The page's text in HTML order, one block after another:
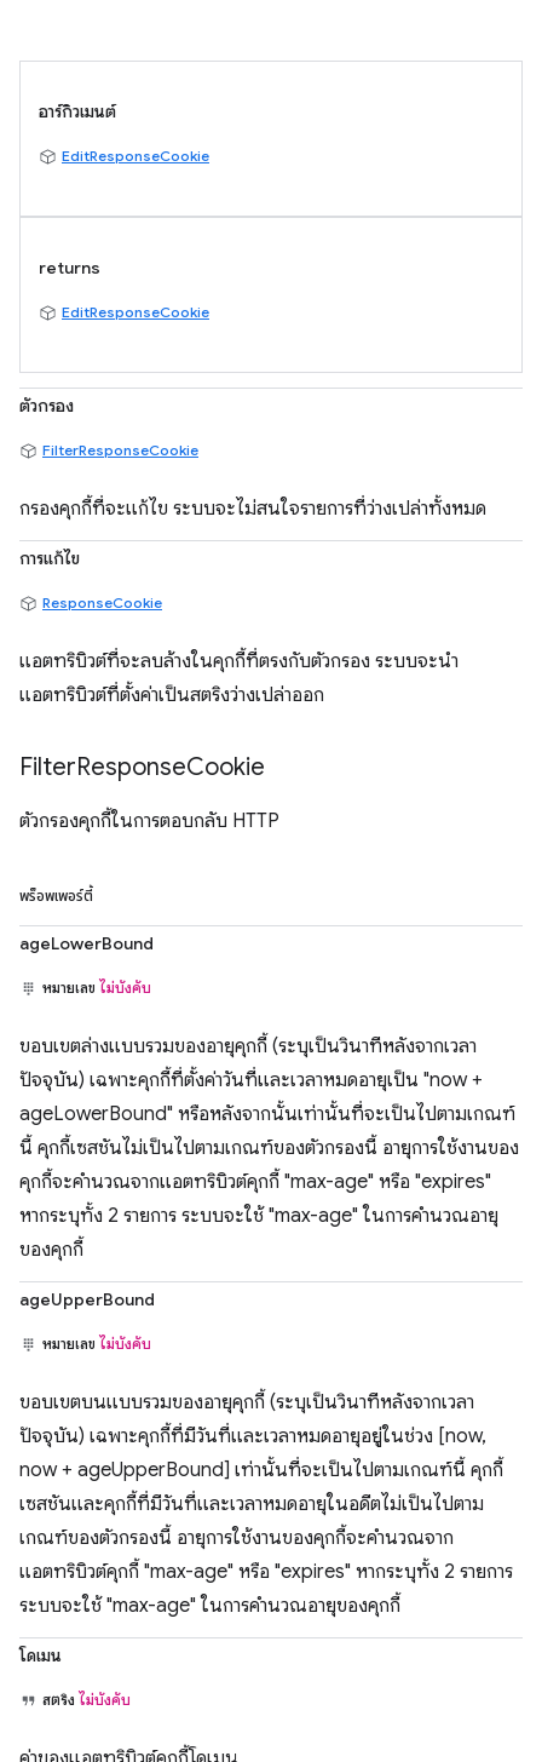
อาร์กิวเมนต์
EditResponseCookie
returns
EditResponseCookie
ตัวกรอง
FilterResponseCookie
กรองคุกกี้ที่จะแก้ไข ระบบจะไม่สนใจรายการที่ว่างเปล่าทั้งหมด
การแก้ไข
ResponseCookie
แอตทริบิวต์ที่จะลบล้างในคุกกี้ที่ตรงกับตัวกรอง ระบบจะนำ
แอตทริบิวต์ที่ตั้งค่าเป็นสตริงว่างเปล่าออก
FilterResponseCookie
ตัวกรองคุกกี้ในการตอบกลับ HTTP
พร็อพเพอร์ตี้
ageLowerBound
หมายเลข ไม่บังคับ
ขอบเขตล่างแบบรวมของอายุคุกกี้ (ระบุเป็นวินาทีหลังจากเวลา
ปัจจุบัน) เฉพาะคุกกี้ที่ตั้งค่าวันที่และเวลาหมดอายุเป็น "now +
ageLowerBound" หรือหลังจากนั้นเท่านั้นที่จะเป็นไปตามเกณฑ์
นี้ คุกกี้เซสชันไม่เป็นไปตามเกณฑ์ของตัวกรองนี้ อายุการใช้งานของ
คุกกี้จะคำนวณจากแอตทริบิวต์คุกกี้ "max-age" หรือ "expires"
หากระบุทั้ง 2 รายการ ระบบจะใช้ "max-age" ในการคำนวณอายุ
ของคุกกี้
ageUpperBound
หมายเลข ไม่บังคับ
ขอบเขตบนแบบรวมของอายุคุกกี้ (ระบุเป็นวินาทีหลังจากเวลา
ปัจจุบัน) เฉพาะคุกกี้ที่มีวันที่และเวลาหมดอายุอยู่ในช่วง [now,
now + ageUpperBound] เท่านั้นที่จะเป็นไปตามเกณฑ์นี้ คุกกี้
เซสชันและคุกกี้ที่มีวันที่และเวลาหมดอายุในอดีตไม่เป็นไปตาม
เกณฑ์ของตัวกรองนี้ อายุการใช้งานของคุกกี้จะคำนวณจาก
แอตทริบิวต์คุกกี้ "max-age" หรือ "expires" หากระบุทั้ง 2 รายการ
ระบบจะใช้ "max-age" ในการคำนวณอายุของคุกกี้
โดเมน
สตริง ไม่บังคับ